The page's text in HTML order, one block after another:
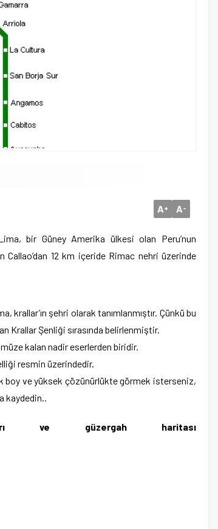
A+ A-
bir Güney Amerika ülkesi olan Peru’nun
Callao’dan 12 km içeride Rimac nehri üzerinde
şehri olarak tanımlanmıştır. Çünkü bu
Krallar Şenliği sırasında belirlenmiştir.
kalan nadir eserlerden biridir.
resmin üzerindedir.
boy ve yüksek çözünürlükte görmek isterseniz,
kaydedin..
ve güzergah haritası